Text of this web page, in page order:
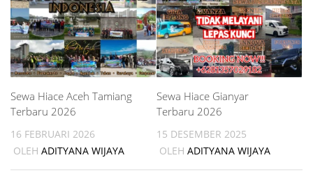
Sewa Hiace Aceh Tamiang
Terbaru 2026
16 FEBRUARI 2026
OLEH ADITYANA WIJAYA
Sewa Hiace Gianyar
Terbaru 2026
15 DESEMBER 2025
OLEH ADITYANA WIJAYA